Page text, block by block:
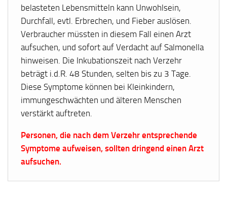
belasteten Lebensmitteln kann Unwohlsein,
Durchfall, evtl. Erbrechen, und Fieber auslösen.
Verbraucher müssten in diesem Fall einen Arzt
aufsuchen, und sofort auf Verdacht auf Salmonella
hinweisen. Die Inkubationszeit nach Verzehr
beträgt i.d.R. 48 Stunden, selten bis zu 3 Tage.
Diese Symptome können bei Kleinkindern,
immungeschwächten und älteren Menschen
verstärkt auftreten.
Personen, die nach dem Verzehr entsprechende
Symptome aufweisen, sollten dringend einen Arzt
aufsuchen.